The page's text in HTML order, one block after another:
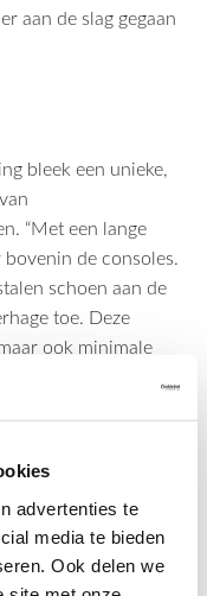
advertenties te
media te bieden
Ook delen we
aan de slag gegaan
bleek een unieke,
“Met een lange
de consoles.
schoen aan de
toe. Deze
ook minimale